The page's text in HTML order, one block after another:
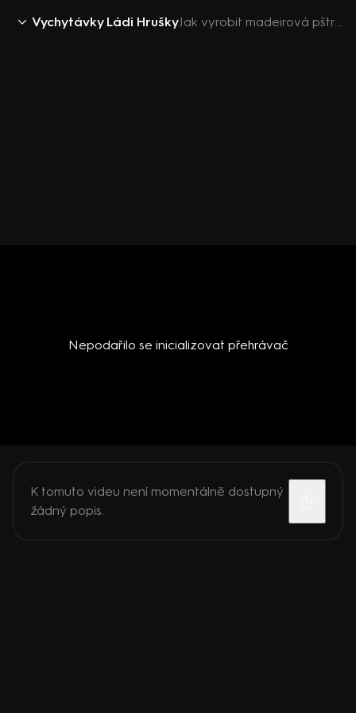
Vychytávky Ládi Hrušky Jak vyrobit madeirová pštrosí vejce
Nepodařilo se inicializovat přehrávač
K tomuto videu není momentálně dostupný
žádný popis.